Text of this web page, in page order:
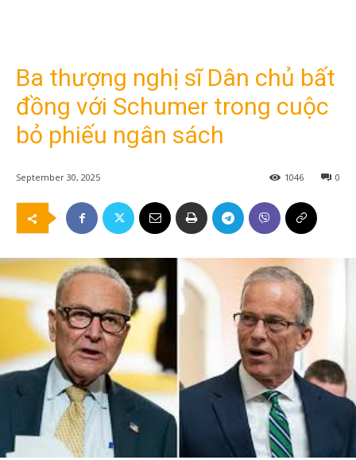
Ba thượng nghị sĩ Dân chủ bất
đồng với Schumer trong cuộc
bỏ phiếu ngân sách
September 30, 2025 0
1046